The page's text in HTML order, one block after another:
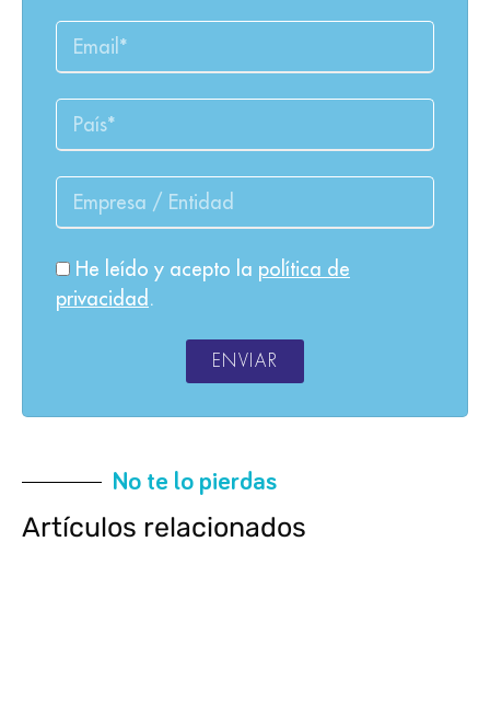
He leído y acepto la política de
privacidad .
ENVIAR
No te lo pierdas
Artículos relacionados